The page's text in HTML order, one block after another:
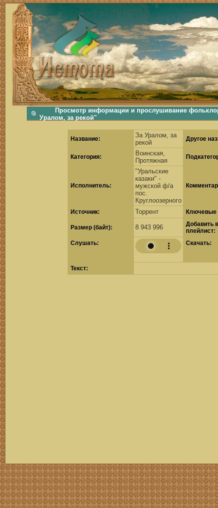
фольклорная музыка, фольклор хороводы бабушки русские народные песни послушать скачать каталог фольклора Скачать Поиск музыки, поиск фольклора, искать песни, как пели
Просмотр информации и прослушивание
Уралом, за рекой"
Название:
За Уралом, за
рекой
Другое
Категория:
Воинская,
Протяжная
Исполнитель:
"Уральские
казаки" -
мужской ф/а
пос.
Круглоозерного
Источник: Торрент Ключевые
Размер (байт): 8 943 996
Добавить в
плейлист:
Cлушать:
Скачать:
Текст:
скачать mp3 бесплатно мп3,Россия,патриот,сохранение традиций,великая страна,история,тексты песен, описание песен, удобный каталог mp3 фольклора